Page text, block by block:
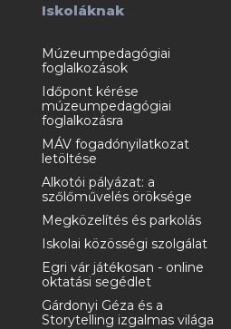
Iskoláknak
Múzeumpedagógiai
foglalkozások
Időpont kérése
múzeumpedagógiai
foglalkozásra
MÁV fogadónyilatkozat
letöltése
Alkotói pályázat: a
szőlőművelés öröksége
Megközelítés és parkolás
Iskolai közösségi szolgálat
Egri vár játékosan - online
oktatási segédlet
Gárdonyi Géza és a
Storytelling izgalmas világa